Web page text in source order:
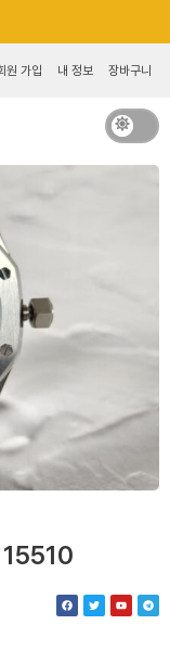
원 가입 내 정보 장바구니
15510
F
a
c
T
w
i
Y
o
u
T
e
l